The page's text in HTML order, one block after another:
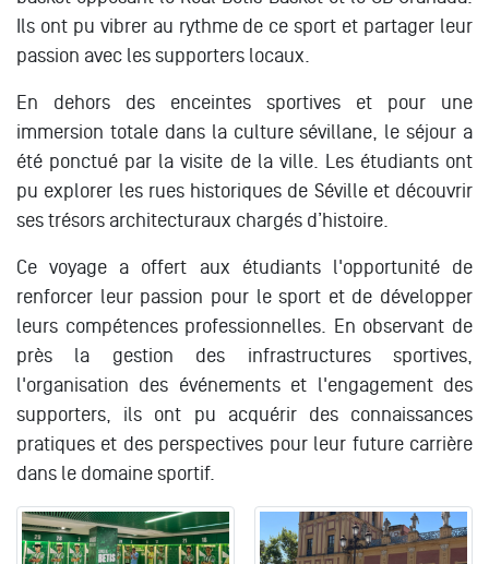
Ils ont pu vibrer au rythme de ce sport et partager leur
passion avec les supporters locaux.
En dehors des enceintes sportives et pour une
immersion totale dans la culture sévillane, le séjour a
été ponctué par la visite de la ville. Les étudiants ont
pu explorer les rues historiques de Séville et découvrir
ses trésors architecturaux chargés d’histoire.
Ce voyage a offert aux étudiants l'opportunité de
renforcer leur passion pour le sport et de développer
leurs compétences professionnelles. En observant de
près la gestion des infrastructures sportives,
l'organisation des événements et l'engagement des
supporters, ils ont pu acquérir des connaissances
pratiques et des perspectives pour leur future carrière
dans le domaine sportif.